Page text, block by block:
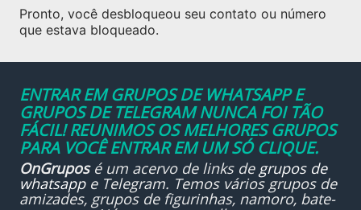
Pronto, você desbloqueou seu contato ou número
que estava bloqueado.
ENTRAR EM GRUPOS DE WHATSAPP E
GRUPOS DE TELEGRAM NUNCA FOI TÃO
FÁCIL! REUNIMOS OS MELHORES GRUPOS
PARA VOCÊ ENTRAR EM UM SÓ CLIQUE.
OnGruposé um acervo de links de grupos de
whatsappe Telegram. Temos vários grupos de
amizades, grupos de figurinhas, namoro, bate-